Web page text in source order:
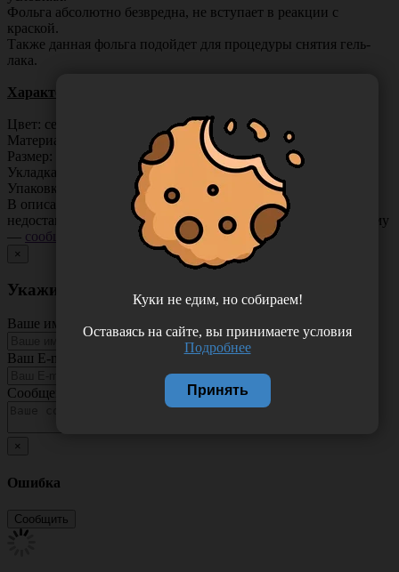
Фольга абсолютно безвредна, не вступает в реакции с
краской.
Также данная фольга подойдет для процедуры снятия гель-
лака.
Характеристики
Цвет: серебро
Материал: алюминий
Размер: 12 см
Укладка: рулон
Упаковка: 100 м
В описании товара могут иметь место неточности или
недостающая информация. Если вы заметили такую проблему
— сообщите нам
×
Укажите неточность в описании товара
Ваше имя
Ваш E-mail
Сообщение
×
Ошибка
Куки не едим, но собираем!
Оставаясь на сайте, вы принимаете условия
Подробнее
Принять